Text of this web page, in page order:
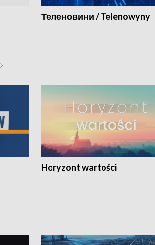
Теленовини / Telenowyny
Horyzont wartości